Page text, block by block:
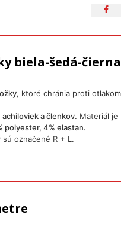
biela-šedá-čierna
ktoré chránia proti otlakom
a členkov. Materiál je
polyester, 4% elastan.
sú označené R + L.